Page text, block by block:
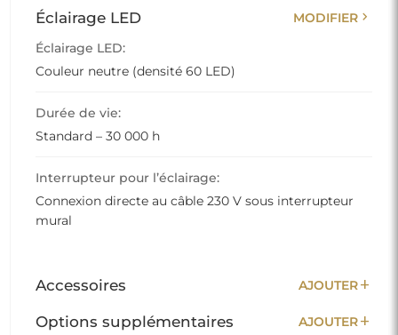
Éclairage LED MODIFIER chevron_right
Éclairage LED:
Couleur neutre (densité 60 LED)
Durée de vie:
Standard – 30 000 h
Interrupteur pour l’éclairage:
Connexion directe au câble 230 V sous interrupteur
mural
Accessoires AJOUTERadd
Options supplémentaires AJOUTERadd